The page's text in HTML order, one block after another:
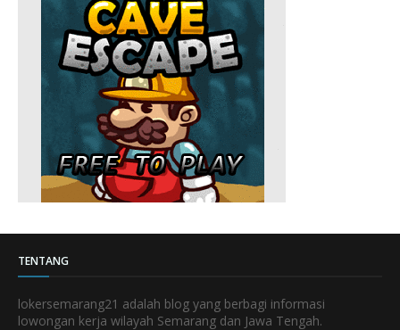
TENTANG
lokersemarang21 adalah blog yang berbagi informasi
lowongan kerja wilayah Semarang dan Jawa Tengah.